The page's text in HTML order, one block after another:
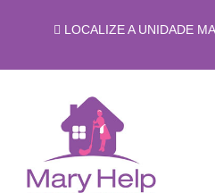
LOCALIZE A UNIDADE